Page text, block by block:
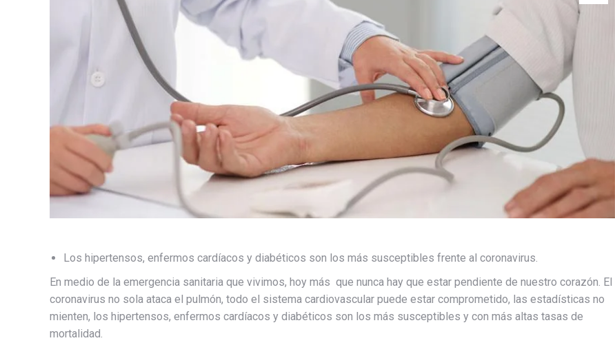
Los hipertensos, enfermos cardíacos y diabéticos son los más susceptibles frente al coronavirus.
En medio de la emergencia sanitaria que vivimos, hoy más que nunca hay que estar pendiente de nuestro corazón. El
coronavirus no sola ataca el pulmón, todo el sistema cardiovascular puede estar comprometido, las estadísticas no
mienten, los hipertensos, enfermos cardíacos y diabéticos son los más susceptibles y con más altas tasas de
mortalidad.